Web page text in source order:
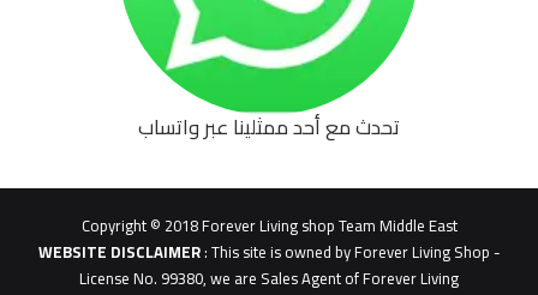
تحدث مع أحد ممثلينا عبر واتساب
Copyright © 2018 Forever Living shop Team Middle East
WEBSITE DISCLAIMER: This site is owned by Forever Living Shop -
License No. 99380, we are Sales Agent of Forever Living